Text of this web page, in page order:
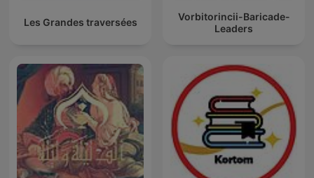
Les Grandes traversées
Vorbitorincii-Baricade-
Leaders